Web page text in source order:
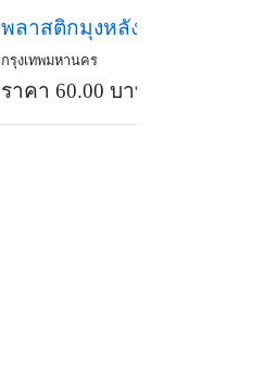
พลาสติกมุงหลังคา
กรุงเทพมหานคร
ราคา 60.00 บาท